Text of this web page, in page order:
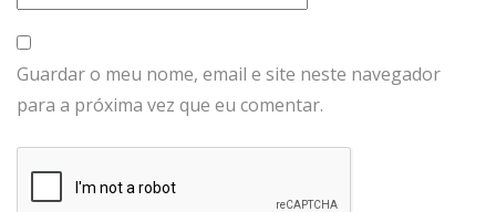
Guardar o meu nome, email e site neste navegador
para a próxima vez que eu comentar.